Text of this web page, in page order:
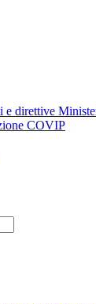
e direttive
COVIP